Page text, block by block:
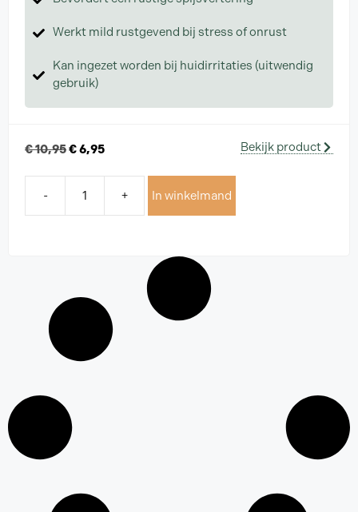
Werkt mild rustgevend bij stress of onrust
Kan ingezet worden bij huidirritaties (uitwendig
gebruik)
€10,95€6,95 Bekijk product
- + In winkelmand